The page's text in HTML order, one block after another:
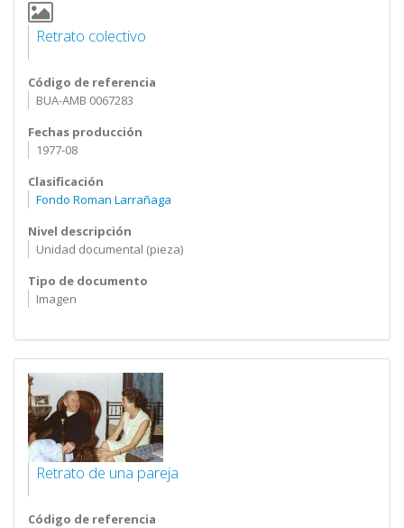
Retrato colectivo
Código de referencia
BUA-AMB 0067283
Fechas producción
1977-08
Clasificación
Fondo Roman Larrañaga
Nivel descripción
Unidad documental (pieza)
Tipo de documento
Imagen
Retrato de una pareja
Código de referencia